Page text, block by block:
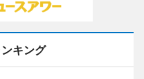
キング